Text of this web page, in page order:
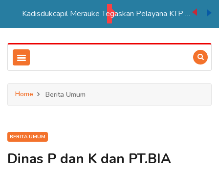
Kadisdukcapil Merauke Tegaskan Pelayana KTP Sesuai SOP
Home Berita Umum
BERITA UMUM
Dinas P dan K dan PT.BIA